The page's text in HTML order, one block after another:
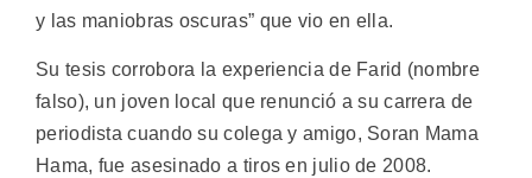
y las maniobras oscuras” que vio en ella.
Su tesis corrobora la experiencia de Farid (nombre
falso), un joven local que renunció a su carrera de
periodista cuando su colega y amigo, Soran Mama
Hama, fue asesinado a tiros en julio de 2008.